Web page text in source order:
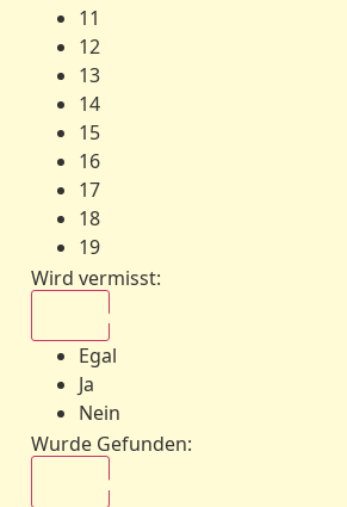
11
12
13
14
15
16
17
18
19
Wird vermisst:
Egal
Ja
Nein
Wurde Gefunden: